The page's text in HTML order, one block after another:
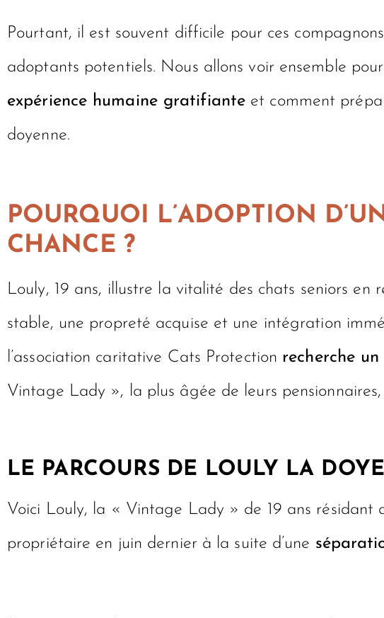
Pourtant, il est souvent difficile pour ces
adoptants potentiels. Nous allons voir ensemble
expérience humaine gratifiante et comment
doyenne.
POURQUOI L’ADOPTION
CHANCE ?
Louly, 19 ans, illustre la vitalité des chats seniors
stable, une propreté acquise et une intégration
l’association caritative Cats Protection recherche
Vintage Lady », la plus âgée de leurs
LE PARCOURS DE LOULY LA
Voici Louly, la « Vintage Lady » de 19 ans
propriétaire en juin dernier à la suite d’une